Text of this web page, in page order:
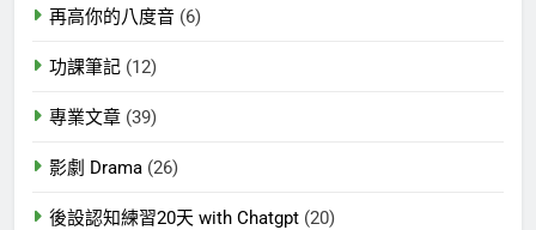
再高你的八度音 (6)
功課筆記 (12)
專業文章 (39)
影劇 Drama (26)
後設認知練習20天 with Chatgpt (20)